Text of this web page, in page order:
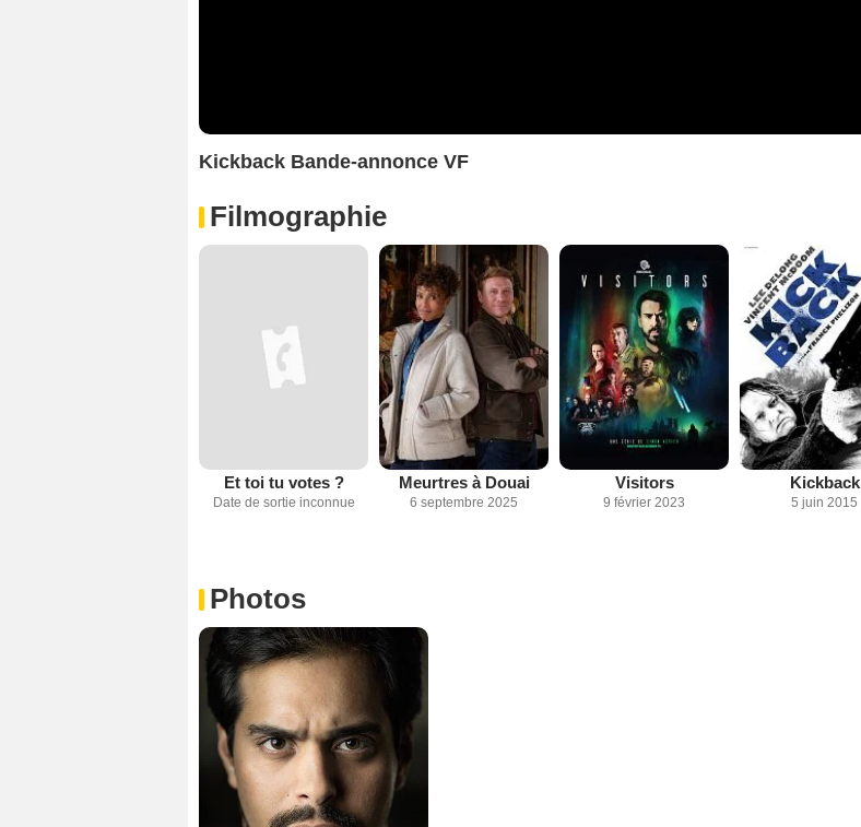
Kickback Bande-annonce VF
Filmographie
Et toi tu votes ?
Date de sortie inconnue
Meurtres à Douai
6 septembre 2025
Visitors
9 février 2023
Kickback
5 juin 2015
Photos